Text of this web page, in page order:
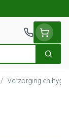
Zoek
/ Verzorging en